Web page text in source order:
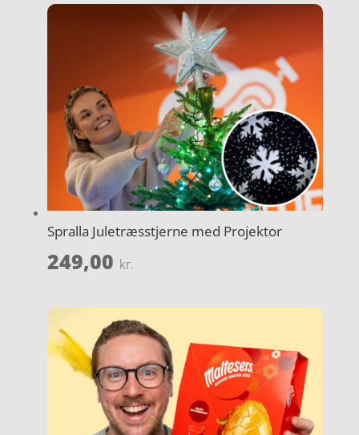
Spralla Juletræsstjerne med Projektor
249,00 kr.